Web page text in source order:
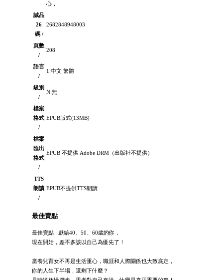
心，
誠品
26
碼 /
2682848948003
頁數
/
208
語言
/
1:中文 繁體
級別
/
N:無
檔案
格式
/
EPUB版式(13MB)
檔案
匯出
格式
/
EPUB 不提供 Adobe DRM（出版社不提供）
TTS
朗讀
/
EPUB不提供TTS朗讀
最佳賣點
最佳賣點 : 獻給40、50、60歲的你，
現在開始，差不多該以自己為優先了！
當養兒育女不再是生活重心，職涯和人際關係也大致底定，
你的人生下半場，還剩下什麼？